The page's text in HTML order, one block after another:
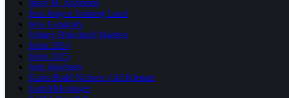
Inger M. Andersen
Jens Jørgen Svaberg Lund
Jens Langkniv
Johnny Birkelund Madsen
Julen 2024
Julen 2025
Jørn Jakobsen
Karin Bodil Nielsen. Gift Klepatz
Kartoffeloptager